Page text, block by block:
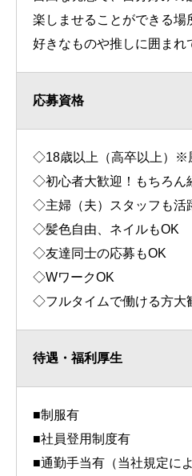
楽しませることができる場
好きなものや推しに囲まれ
応募資格
◇18歳以上（高卒以上）※
◇初心者大歓迎！もちろん
◇主婦（夫）スタッフも活
◇髪色自由、ネイルもOK
◇友達同士の応募もOK
◇WワークOK
◇フルタイムで働ける方大
待遇・福利厚生
■制服有
■社員登用制度有
■通勤手当有（当社規定によ